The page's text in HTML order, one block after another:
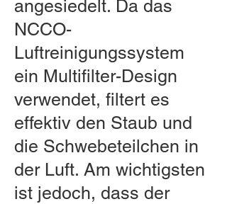
angesiedelt. Da das
NCCO-
Luftreinigungssystem
ein Multifilter-Design
verwendet, filtert es
effektiv den Staub und
die Schwebeteilchen in
der Luft. Am wichtigsten
ist jedoch, dass der